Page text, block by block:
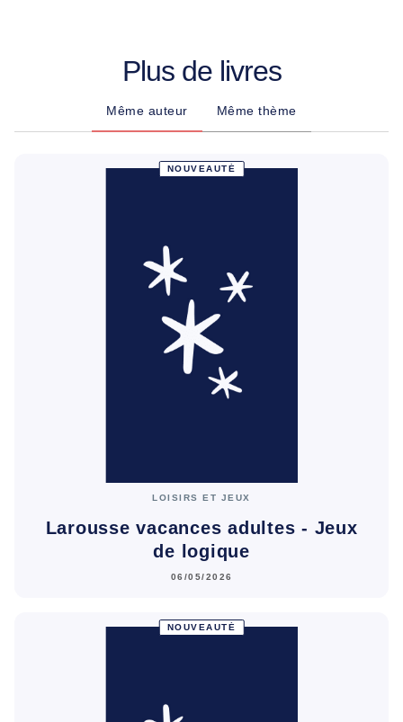
Plus de livres
Même auteur Même thème
NOUVEAUTÉ
LOISIRS ET JEUX
Larousse vacances adultes - Jeux
de logique
06/05/2026
NOUVEAUTÉ